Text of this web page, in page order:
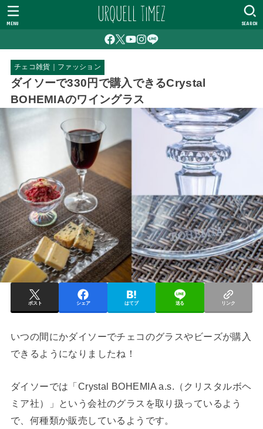
SEARCH
MENU
チェコ雑貨｜ファッション
ダイソーで330円で購入できるCrystal
BOHEMIAのワイングラス
ポスト シェア はてブ 送る リンク
いつの間にかダイソーでチェコのグラスやビーズが購入
できるようになりましたね！
ダイソーでは「Crystal BOHEMIA a.s.（クリスタルボヘ
ミア社）」という会社のグラスを取り扱っているよう
で、何種類か販売しているようです。